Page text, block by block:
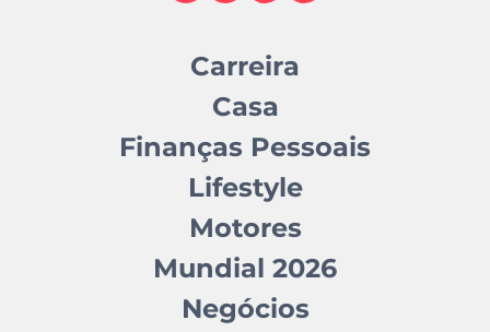
Carreira
Casa
Finanças Pessoais
Lifestyle
Motores
Mundial 2026
Negócios